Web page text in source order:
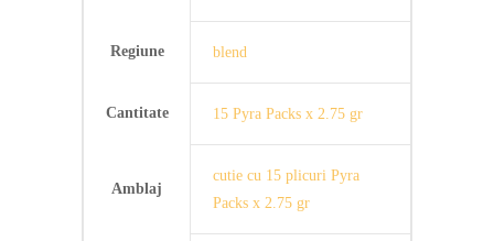
Regiune blend
Cantitate 15 Pyra Packs x 2.75 gr
Amblaj
cutie cu 15 plicuri Pyra
Packs x 2.75 gr